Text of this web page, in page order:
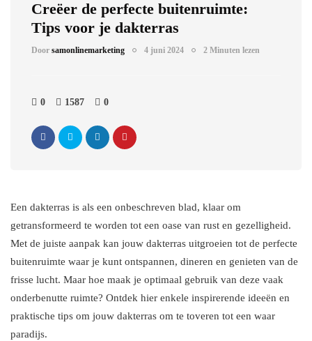
Creëer de perfecte buitenruimte:
Tips voor je dakterras
Door samonlinemarketing 4 juni 2024 2 Minuten lezen
0 1587 0
Een dakterras is als een onbeschreven blad, klaar om
getransformeerd te worden tot een oase van rust en gezelligheid.
Met de juiste aanpak kan jouw dakterras uitgroeien tot de perfecte
buitenruimte waar je kunt ontspannen, dineren en genieten van de
frisse lucht. Maar hoe maak je optimaal gebruik van deze vaak
onderbenutte ruimte? Ontdek hier enkele inspirerende ideeën en
praktische tips om jouw dakterras om te toveren tot een waar
paradijs.